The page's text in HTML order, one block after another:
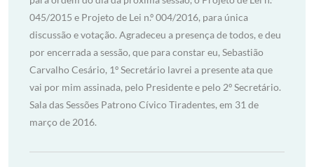
045/2015 e Projeto de Lei n.º 004/2016, para única
discussão e votação. Agradeceu a presença de todos, e deu
por encerrada a sessão, que para constar eu, Sebastião
Carvalho Cesário, 1º Secretário lavrei a presente ata que
vai por mim assinada, pelo Presidente e pelo 2º Secretário.
Sala das Sessões Patrono Cívico Tiradentes, em 31 de
março de 2016.